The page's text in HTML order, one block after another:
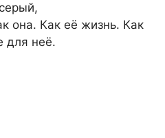
она. Как её жизнь. Как
для неё.